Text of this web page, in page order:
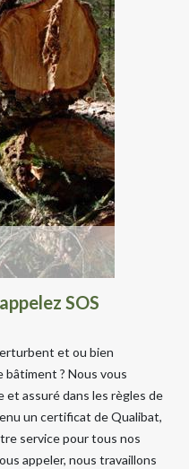
SOS
et ou bien
? Nous vous
et assuré dans les règles de
un certificat de Qualibat,
service pour tous nos
appeler, nous travaillons